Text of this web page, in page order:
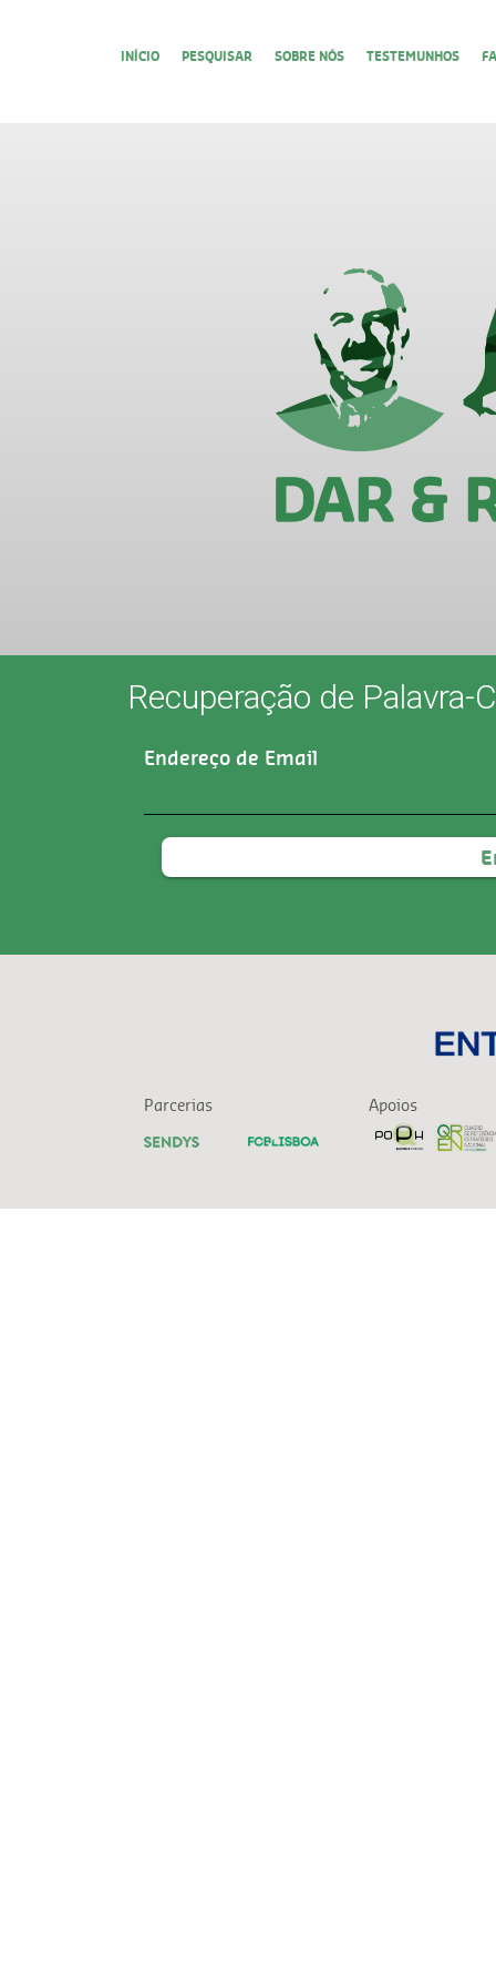
INÍCIO PESQUISAR SOBRE NÓS TESTEMUNHOS
Recuperação de Palavra-
Endereço de Email
Parcerias Apoios